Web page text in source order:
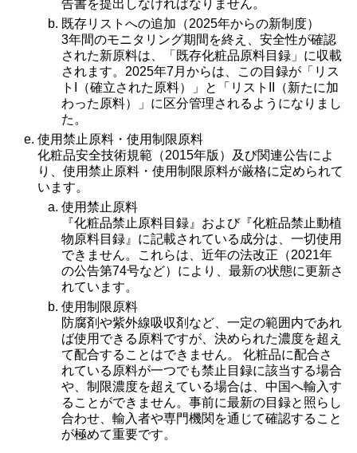
告書を提出しなければなりません。
既存リストへの追加（2025年からの新制度）
3年間のモニタリング期間を終え、安全性が確認
された新原料は、「既存化粧品原料目録」に収載
されます。2025年7月からは、この目録が「リス
トI（確立された原料）」と「リストII（新たに加
わった原料）」に区分管理されるようになりまし
た。
使用禁止原料・使用制限原料
化粧品安全技術規範（2015年版）及び関連公告によ
り、使用禁止原料・使用制限原料が厳格に定められて
います。
使用禁止原料
『化粧品禁止原料目録』および『化粧品禁止動植
物原料目録』に記載されている成分は、一切使用
できません。これらは、近年の法改正（2021年
の公告第74号など）により、最新の状態に更新さ
れています。
使用制限原料
防腐剤や紫外線吸収剤など、一定の範囲内であれ
ば使用できる原料ですが、決められた濃度を超え
て配合することはできません。 化粧品に配合さ
れている原料が一つでも禁止目録に該当する場合
や、制限濃度を超えている場合は、中国へ輸入す
ることができません。事前に最新の目録と照らし
合わせ、輸入者や専門機関を通じて確認すること
が極めて重要です。